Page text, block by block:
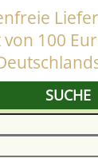
100
SUCHE